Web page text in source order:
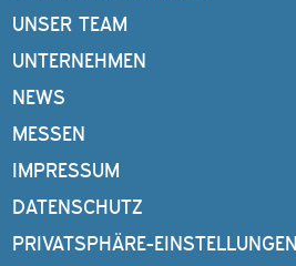
UNSER TEAM
UNTERNEHMEN
NEWS
MESSEN
IMPRESSUM
DATENSCHUTZ
PRIVATSPHÄRE-